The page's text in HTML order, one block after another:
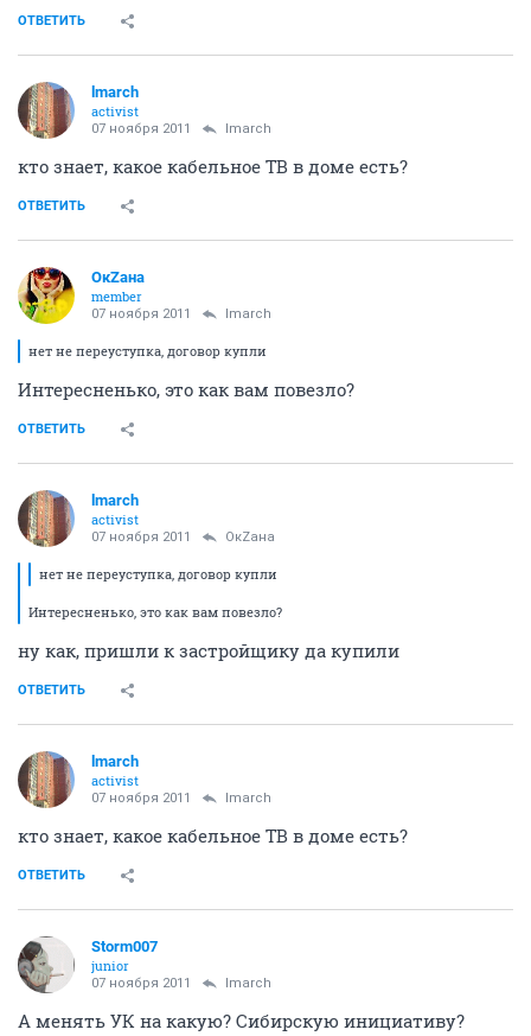
ОТВЕТИТЬ
lmarch
activist
07 ноября 2011 lmarch
кто знает, какое кабельное ТВ в доме есть?
ОТВЕТИТЬ
ОкZана
member
07 ноября 2011 lmarch
нет не переуступка, договор купли
Интересненько, это как вам повезло?
ОТВЕТИТЬ
lmarch
activist
07 ноября 2011 ОкZана
нет не переуступка, договор купли
Интересненько, это как вам повезло?
ну как, пришли к застройщику да купили
ОТВЕТИТЬ
lmarch
activist
07 ноября 2011 lmarch
кто знает, какое кабельное ТВ в доме есть?
ОТВЕТИТЬ
Storm007
junior
07 ноября 2011 lmarch
А менять УК на какую? Сибирскую инициативу?